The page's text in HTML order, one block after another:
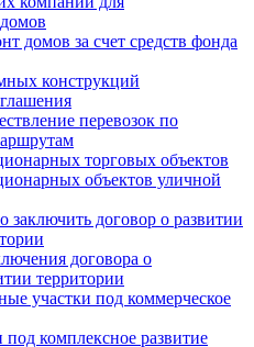
домов за счет средств фонда
конструкций
перевозок по
торговых объектов
объектов уличной
договор о развитии
договора о
территории
участки под коммерческое
под комплексное развитие